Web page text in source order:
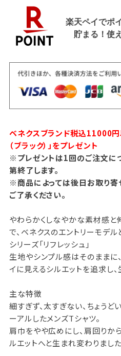
ベネクスブランド税込11000円
（ブラック）」をプレゼント
※プレゼントは1回のご注文に
第終了します。
※商品によっては後日お取り寄
ご了承ください。
やわらかくしなやかな素材感と
で、ベネクスのエントリーモデ
シリーズ「リフレッシュ」
生地やシンプル感はそのままに
イに見えるシルエットを追求し
主な特徴
細すぎず、太すぎない、ちょう
ーアルしたメンズTシャツ。
肩巾をやや広めにし、肩回りか
ルエットへと生まれ変わりました